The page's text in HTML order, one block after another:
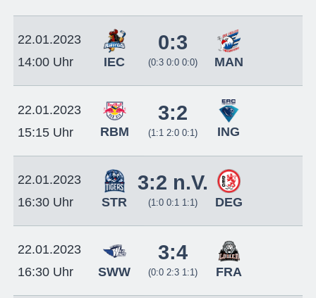
22.01.2023
14:00 Uhr
IEC
0:3
(0:3 0:0 0:0) MAN
22.01.2023
15:15 Uhr
RBM
3:2
(1:1 2:0 0:1) ING
22.01.2023
16:30 Uhr
STR
3:2 n.V.
(1:0 0:1 1:1) DEG
22.01.2023
16:30 Uhr
SWW
3:4
(0:0 2:3 1:1) FRA